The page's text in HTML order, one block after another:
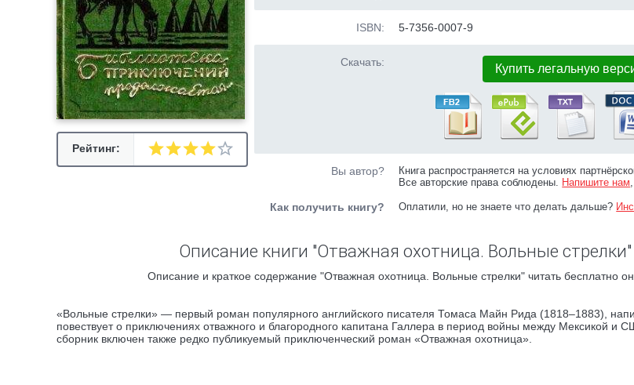
Рейтинг:
ISBN: 5-7356-0007-9
Скачать: Купить легальную
Вы автор?
Книга распространяется на условиях
Все авторские права соблюдены. Напишите нам
Как получить книгу? Оплатили, но не знаете что делать дальше?
Описание книги "Отважная охотница. Вольные стрелки"
Описание и краткое содержание "Отважная охотница. Вольные стрелки" читать бесплатно
«Вольные стрелки» — первый роман популярного английского писателя Томаса Майн Рида (1818–1883),
повествует о приключениях отважного и благородного капитана Галлера в период войны между Мексикой и
сборник включен также редко публикуемый приключенческий роман «Отважная охотница».